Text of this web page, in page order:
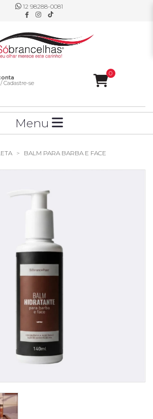
12 98288-0081
Cadastre-se
0
Menu
BALM PARA BARBA E FACE